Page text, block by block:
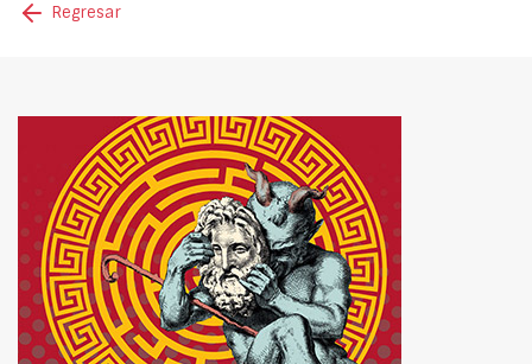
Regresar